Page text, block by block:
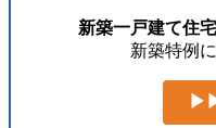
新築一戸建て住
新築特例